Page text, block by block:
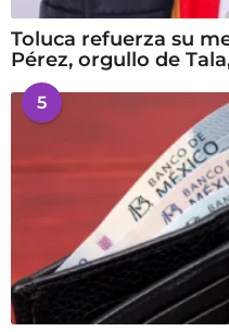
Toluca refuerza su
Pérez, orgullo de
5